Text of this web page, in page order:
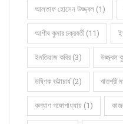
আলতাফ হোসেন উজ্জ্বল (1)
আশীষ কুমার চক্রবর্তী (11)
ইমতিয়াজ কবির (3) উজ্জ্বল
উষ্ণিক ভট্টাচার্য (2) ঋতশ্রী
কল্যাণ গঙ্গোপাধ্যায় (1)